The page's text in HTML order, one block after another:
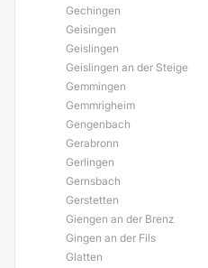
Gechingen
Geisingen
Geislingen
Geislingen an der Steige
Gemmingen
Gemmrigheim
Gengenbach
Gerabronn
Gerlingen
Gernsbach
Gerstetten
Giengen an der Brenz
Gingen an der Fils
Glatten